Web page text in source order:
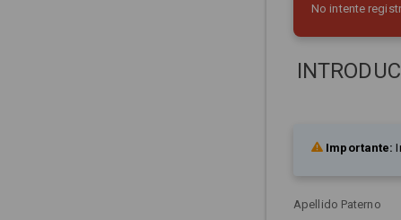
No intente
Importante:
Apellido Paterno